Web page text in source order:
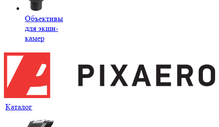
Объективы
для экшн-
камер
Каталог